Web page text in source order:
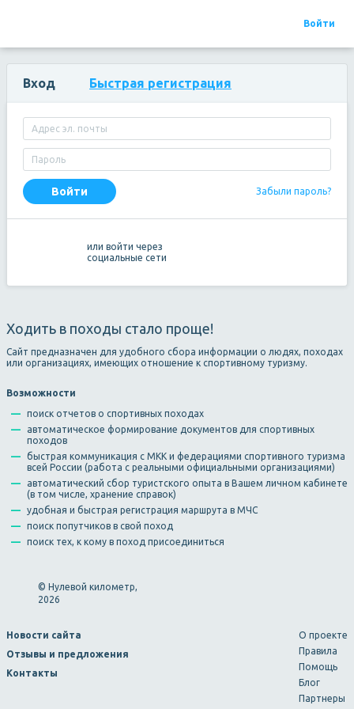
Походы
Отчеты
Мероприятия
Организации
Туристы
МЧС
Войти
Вход Быстрая регистрация
Войти Забыли пароль?
или войти через
социальные сети
Ходить в походы стало проще!
Сайт предназначен для удобного сбора информации о людях, походах
или организациях, имеющих отношение к спортивному туризму.
Возможности
поиск отчетов о спортивных походах
автоматическое формирование документов для спортивных
походов
быстрая коммуникация с МКК и федерациями спортивного туризма
всей России (работа с реальными официальными организациями)
автоматический сбор туристского опыта в Вашем личном кабинете
(в том числе, хранение справок)
удобная и быстрая регистрация маршрута в МЧС
поиск попутчиков в свой поход
поиск тех, к кому в поход присоединиться
© Нулевой километр,
2026
Новости сайта
Отзывы и предложения
Контакты
О проекте
Правила
Помощь
Блог
Партнеры